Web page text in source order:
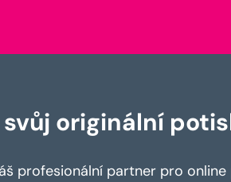
originální
profesionální partner pro online